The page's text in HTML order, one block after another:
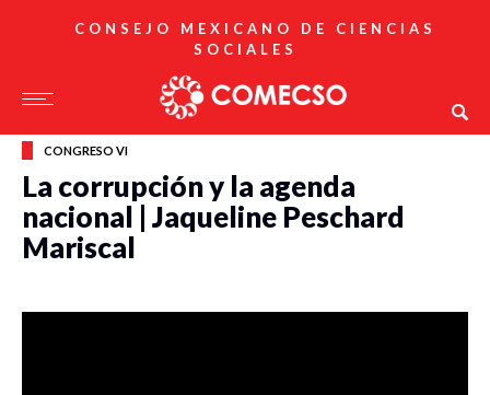
CONSEJO MEXICANO DE CIENCIAS
SOCIALES
CONGRESO VI
La corrupción y la agenda
nacional | Jaqueline Peschard
Mariscal